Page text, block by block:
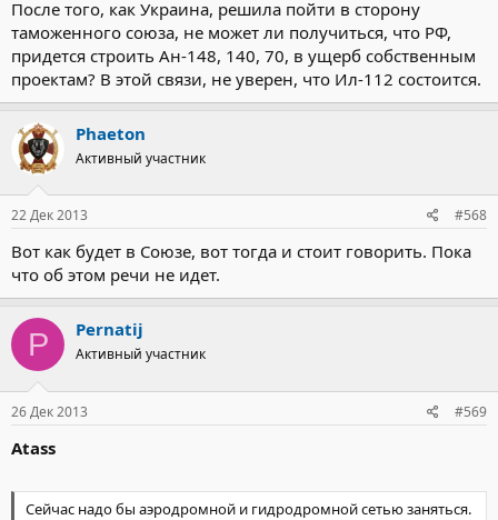
После того, как Украина, решила пойти в сторону
таможенного союза, не может ли получиться, что РФ,
придется строить Ан-148, 140, 70, в ущерб собственным
проектам? В этой связи, не уверен, что Ил-112 состоится.
Phaeton
Активный участник
22 Дек 2013 #568
Вот как будет в Союзе, вот тогда и стоит говорить. Пока
что об этом речи не идет.
P Pernatij
Активный участник
26 Дек 2013 #569
Atass
Сейчас надо бы аэродромной и гидродромной сетью заняться.